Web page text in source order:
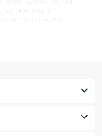
монтажа и
для
выбором для